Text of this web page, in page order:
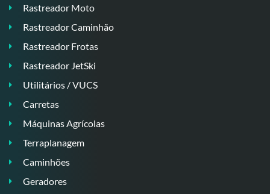
Rastreador Moto
Rastreador Caminhão
Rastreador Frotas
Rastreador JetSki
Utilitários / VUCS
Carretas
Máquinas Agrícolas
Terraplanagem
Caminhões
Geradores